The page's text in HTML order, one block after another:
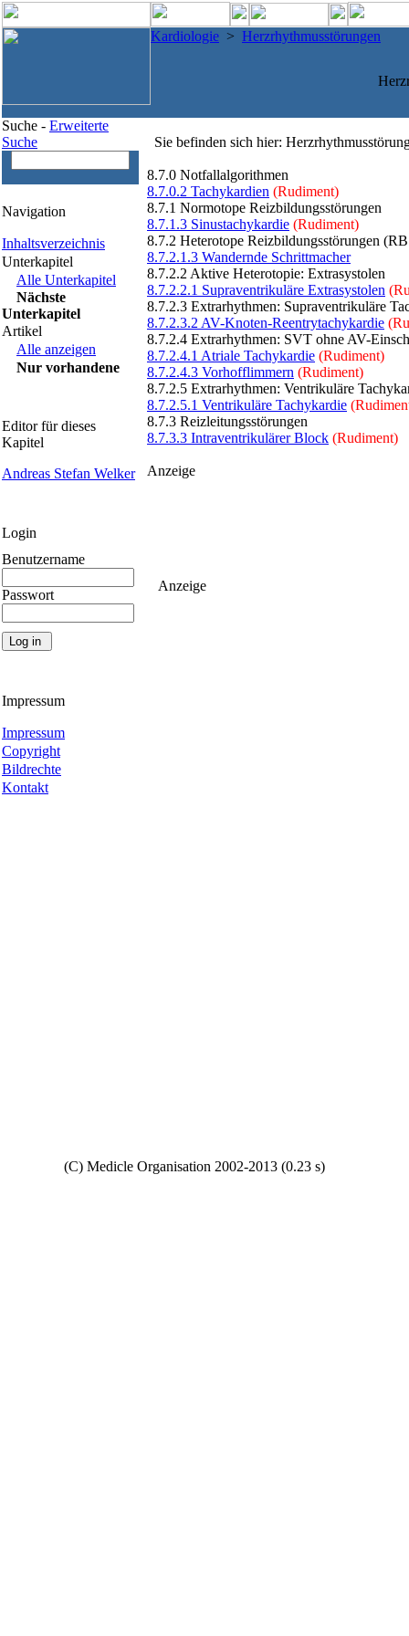
Kardiologie > Herzrhythmusstörungen
Suche - Erweiterte
Suche
Navigation
Inhaltsverzeichnis
Unterkapitel
Alle Unterkapitel
Nächste
Unterkapitel
Artikel
Alle anzeigen
Nur vorhandene
Editor für dieses
Kapitel
Andreas Stefan Welker
Login
Benutzername
Passwort
Impressum
Impressum
Copyright
Bildrechte
Kontakt
Sie befinden sich hier:
8.7.0 Notfallalgorithmen
8.7.0.2 Tachykardien (Rudiment)
8.7.1 Normotope Reizbildungsstörungen
8.7.1.3 Sinustachykardie (Rudiment)
8.7.2 Heterotope Reizbildungsstörungen
8.7.2.1.3 Wandernde Schrittmacher
8.7.2.2 Aktive Heterotopie: Extrasystolen
8.7.2.2.1 Supraventrikuläre Extrasystolen
8.7.2.3 Extrarhythmen: Supraventrikuläre
8.7.2.3.2 AV-Knoten-Reentrytachykardie
8.7.2.4 Extrarhythmen: SVT ohne AV-
8.7.2.4.1 Atriale Tachykardie (Rudiment)
8.7.2.4.3 Vorhofflimmern (Rudiment)
8.7.2.5 Extrarhythmen: Ventrikuläre
8.7.2.5.1 Ventrikuläre Tachykardie
8.7.3 Reizleitungsstörungen
8.7.3.3 Intraventrikulärer Block (Rudiment)
Anzeige
Anzeige
(C) Medicle Organisation 2002-2013 (0.23 s)